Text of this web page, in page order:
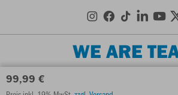
99,99 €
WE ARE